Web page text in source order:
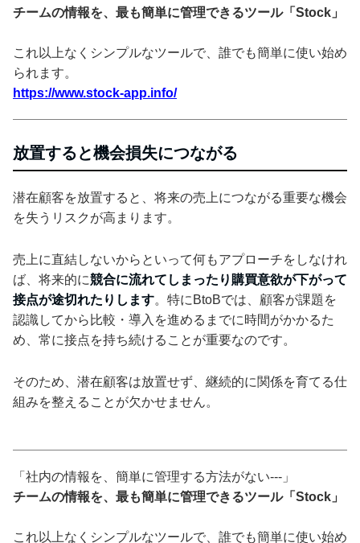
チームの情報を、最も簡単に管理できるツール「Stock」
これ以上なくシンプルなツールで、誰でも簡単に使い始め
られます。
https://www.stock-app.info/
放置すると機会損失につながる
潜在顧客を放置すると、将来の売上につながる重要な機会
を失うリスクが高まります。
売上に直結しないからといって何もアプローチをしなけれ
ば、将来的に競合に流れてしまったり購買意欲が下がって
接点が途切れたりします。特にBtoBでは、顧客が課題を
認識してから比較・導入を進めるまでに時間がかかるた
め、常に接点を持ち続けることが重要なのです。
そのため、潜在顧客は放置せず、継続的に関係を育てる仕
組みを整えることが欠かせません。
「社内の情報を、簡単に管理する方法がない---」
チームの情報を、最も簡単に管理できるツール「Stock」
これ以上なくシンプルなツールで、誰でも簡単に使い始め